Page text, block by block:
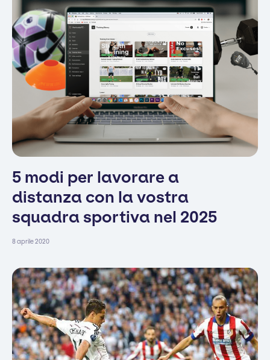
5 modi per lavorare a
distanza con la vostra
squadra sportiva nel 2025
8 aprile 2020